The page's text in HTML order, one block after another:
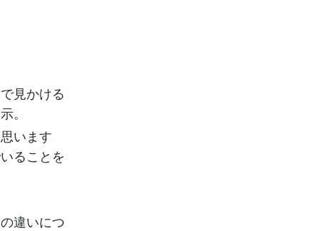
見かける
。
います
ることを
違いにつ